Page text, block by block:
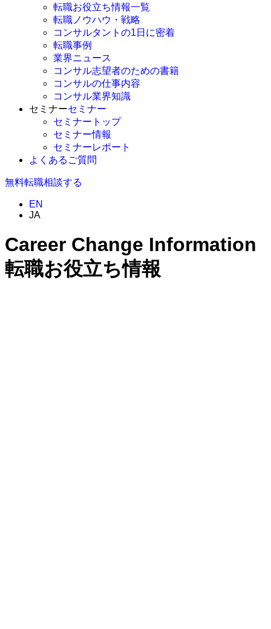
転職お役立ち情報一覧
転職ノウハウ・戦略
コンサルタントの1日に密着
転職事例
業界ニュース
コンサル志望者のための書籍
コンサルの仕事内容
コンサル業界知識
セミナーセミナー
セミナートップ
セミナー情報
セミナーレポート
よくあるご質問
無料転職相談する
EN
JA
Career Change Information
転職お役立ち情報